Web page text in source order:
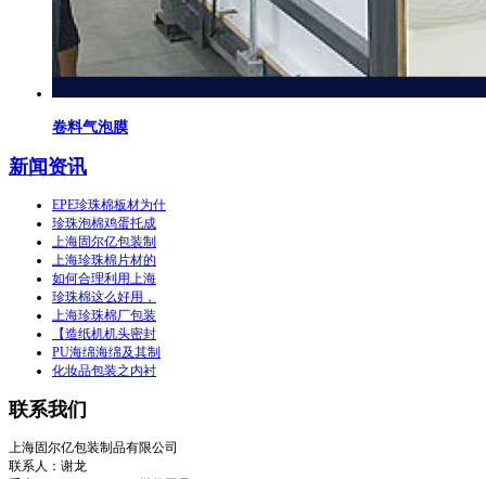
卷料气泡膜
新闻资讯
EPE珍珠棉板材为什
珍珠泡棉鸡蛋托成
上海固尔亿包装制
上海珍珠棉片材的
如何合理利用上海
珍珠棉这么好用，
上海珍珠棉厂包装
【造纸机机头密封
PU海绵海绵及其制
化妆品包装之内衬
联系我们
上海固尔亿包装制品有限公司
联系人：谢龙